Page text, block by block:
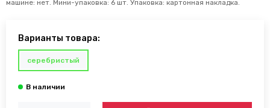
машине: нет. Мини-упаковка: 6 шт. Упаковка: картонная накладка.
Варианты товара:
серебристый